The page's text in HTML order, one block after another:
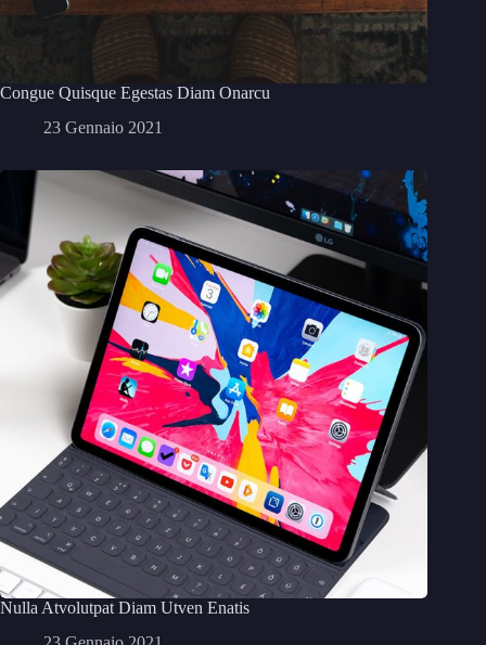
Congue Quisque Egestas Diam Onarcu
23 Gennaio 2021
Nulla Atvolutpat Diam Utven Enatis